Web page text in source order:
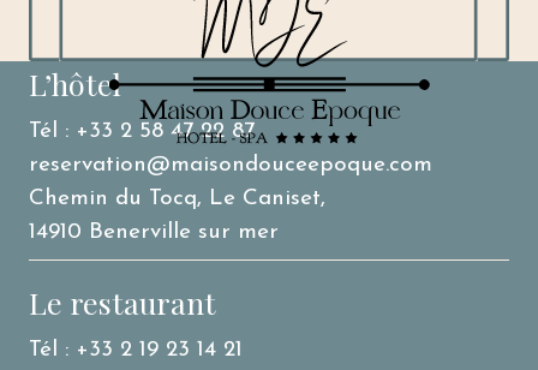
L’hôtel
Tél : +33 2 58 47 22 87
reservation@maisondouceepoque.com
Chemin du Tocq, Le Caniset,
14910 Benerville sur mer
Le restaurant
Tél : +33 2 19 23 14 21